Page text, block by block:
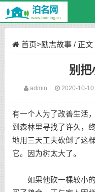
首页>励志故事/ 正文
别把
admin 2020-10-
有一个人为了改善生活
到森林里寻找了许久，
地用三天工夫砍倒了这
它。因为树太大了。
如果他砍一棵较小的